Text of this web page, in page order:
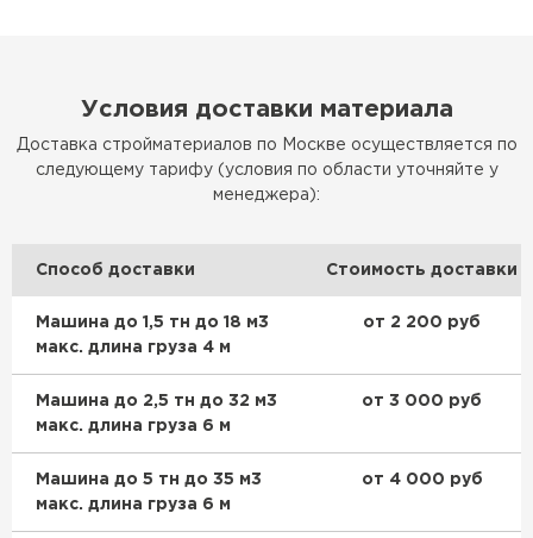
Условия доставки материала
Доставка стройматериалов по Москве осуществляется по
следующему тарифу (условия по области уточняйте у
менеджера):
Способ доставки Стоимость доставки
Машина до 1,5 тн до 18 м3
макс. длина груза 4 м
от 2 200 руб
Машина до 2,5 тн до 32 м3
макс. длина груза 6 м
от 3 000 руб
Машина до 5 тн до 35 м3
макс. длина груза 6 м
от 4 000 руб